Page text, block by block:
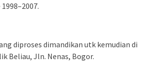
diproses dimandikan utk kemudian di
Beliau, Jln. Nenas, Bogor.